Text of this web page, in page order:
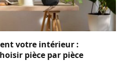
votre intérieur :
pièce par pièce